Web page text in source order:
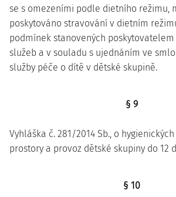
se s omezeními podle dietního režimu,
poskytováno stravování v dietním
podmínek stanovených
služeb a v souladu s ujednáním ve
služby péče o dítě v dětské skupině.
§ 9
Vyhláška č. 281/2014 Sb., o
prostory a provoz dětské skupiny do 12
§ 10